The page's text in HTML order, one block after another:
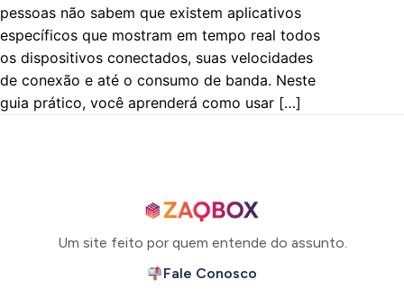
pessoas não sabem que existem aplicativos
específicos que mostram em tempo real todos
os dispositivos conectados, suas velocidades
de conexão e até o consumo de banda. Neste
guia prático, você aprenderá como usar […]
Um site feito por quem entende do assunto.
Fale Conosco